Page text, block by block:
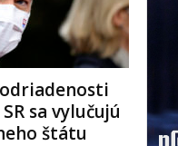
sa vylučujú
štátu